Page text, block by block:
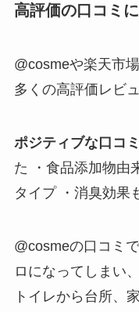
高評価の口コミ
@cosmeや楽天市
多くの高評価レビ
ポジティブな口コ
た ・食品添加物由
タイプ ・消臭効果
@cosmeの口コミ
ロになってしまい
トイレから台所、